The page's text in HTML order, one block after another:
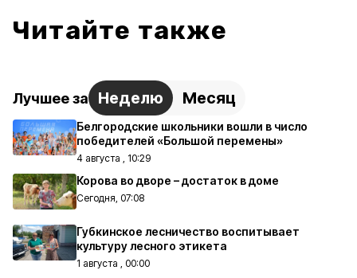
Читайте также
Лучшее за Неделю Месяц
Белгородские школьники вошли в число
победителей «Большой перемены»
4 августа , 10:29
Корова во дворе – достаток в доме
Сегодня, 07:08
Губкинское лесничество воспитывает
культуру лесного этикета
1 августа , 00:00